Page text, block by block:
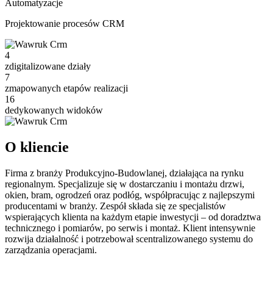
Automatyzacje
Projektowanie procesów CRM
4
zdigitalizowane działy
7
zmapowanych etapów realizacji
16
dedykowanych widoków
O kliencie
Firma z branży Produkcyjno-Budowlanej, działająca na rynku
regionalnym. Specjalizuje się w dostarczaniu i montażu drzwi,
okien, bram, ogrodzeń oraz podłóg, współpracując z najlepszymi
producentami w branży. Zespół składa się ze specjalistów
wspierających klienta na każdym etapie inwestycji – od doradztwa
technicznego i pomiarów, po serwis i montaż. Klient intensywnie
rozwija działalność i potrzebował scentralizowanego systemu do
zarządzania operacjami.